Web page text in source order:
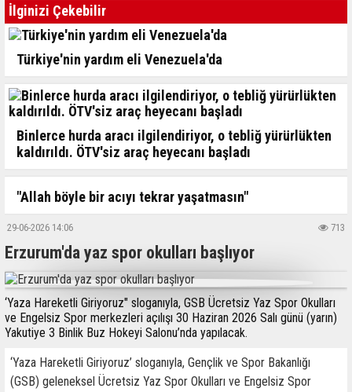
İlginizi Çekebilir
Türkiye'nin yardım eli Venezuela'da
Binlerce hurda aracı ilgilendiriyor, o tebliğ yürürlükten
kaldırıldı. ÖTV'siz araç heyecanı başladı
"Allah böyle bir acıyı tekrar yaşatmasın"
29-06-2026 14:06 713
Erzurum'da yaz spor okulları başlıyor
‘Yaza Hareketli Giriyoruz" sloganıyla, GSB Ücretsiz Yaz Spor Okulları
ve Engelsiz Spor merkezleri açılışı 30 Haziran 2026 Salı günü (yarın)
Yakutiye 3 Binlik Buz Hokeyi Salonu’nda yapılacak.
‘Yaza Hareketli Giriyoruz’ sloganıyla, Gençlik ve Spor Bakanlığı
(GSB) geleneksel Ücretsiz Yaz Spor Okulları ve Engelsiz Spor